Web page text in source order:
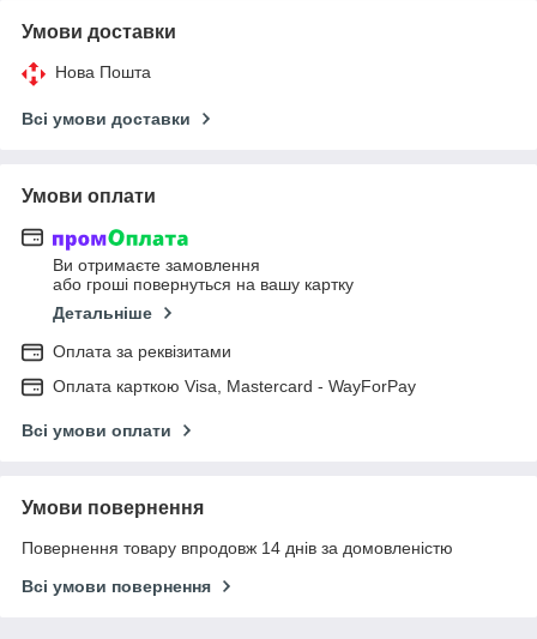
Умови доставки
Нова Пошта
Всі умови доставки
Умови оплати
Ви отримаєте замовлення
або гроші повернуться на вашу картку
Детальніше
Оплата за реквізитами
Оплата карткою Visa, Mastercard - WayForPay
Всі умови оплати
Умови повернення
Повернення товару впродовж 14 днів за домовленістю
Всі умови повернення